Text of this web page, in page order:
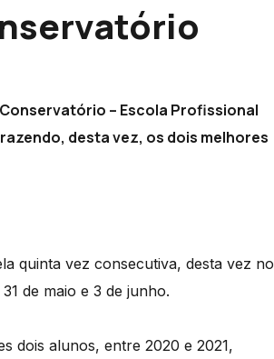
– Escola Profissional
desta vez, os dois melhores
quinta vez consecutiva, desta vez no
de maio e 3 de junho.
dois alunos, entre 2020 e 2021,